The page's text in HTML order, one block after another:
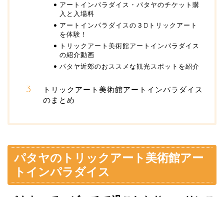
アートインパラダイス・パタヤのチケット購
入と入場料
アートインパラダイスの３Dトリックアート
を体験！
トリックアート美術館アートインパラダイス
の紹介動画
パタヤ近郊のおススメな観光スポットを紹介
トリックアート美術館アートインパラダイス
のまとめ
パタヤのトリックアート美術館アー
トインパラダイス